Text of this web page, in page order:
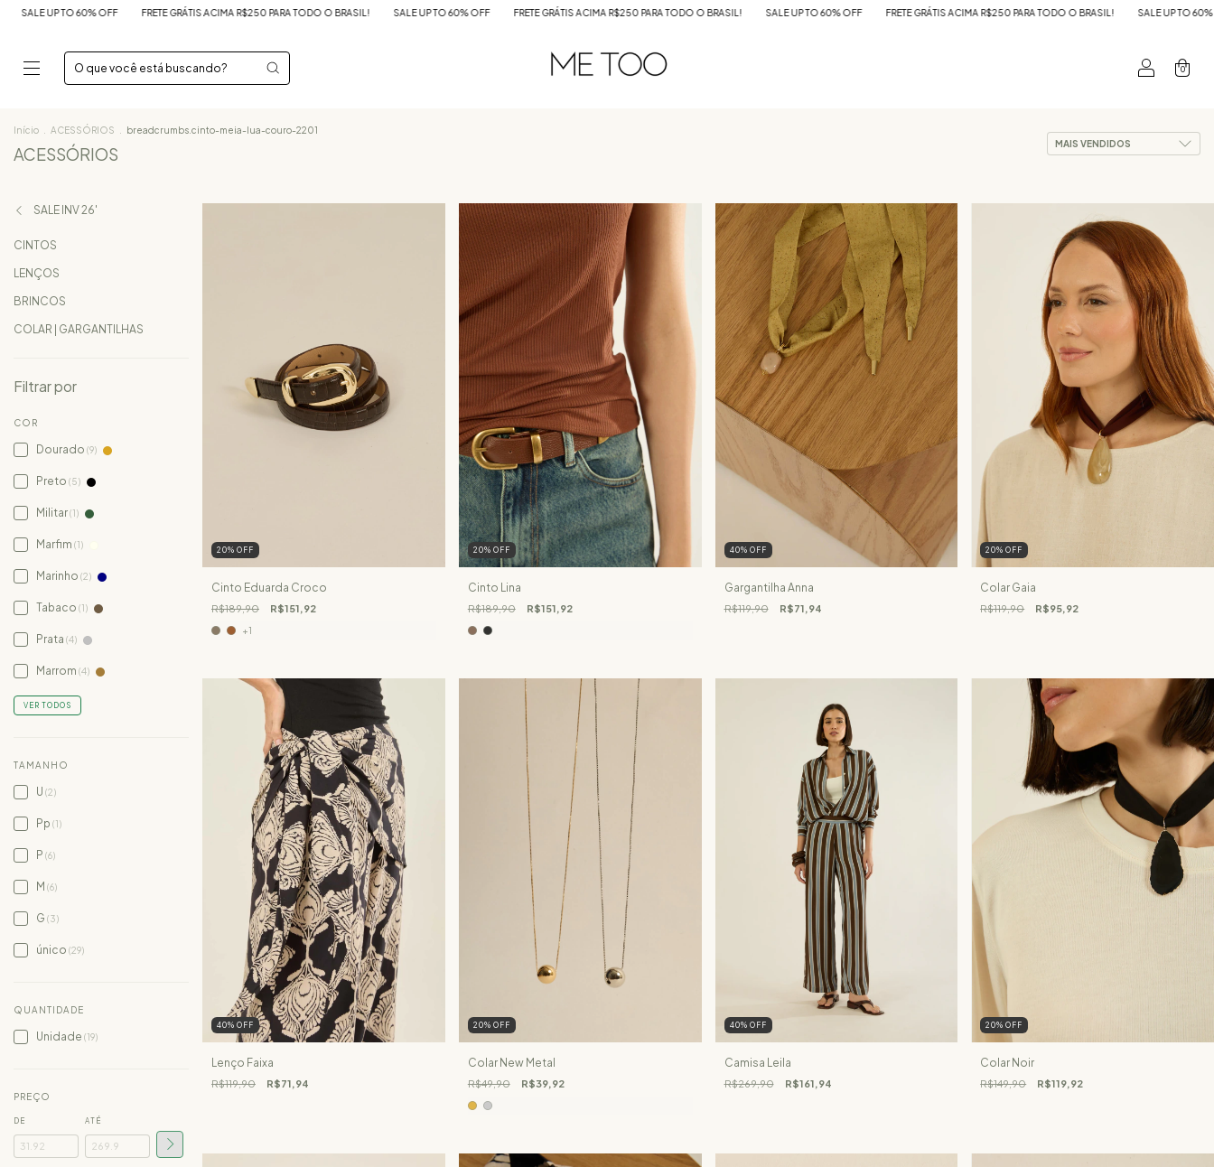
PARA TODO O BRASIL! SALE UP TO 60% OFF FRETE GRÁTIS ACIMA R$250 PARA TODO O BRASIL! SALE UP TO 60% OFF FRETE GRÁTIS ACIMA R$250 PARA TODO O BRASIL! SALE UP TO 60% OFF FRETE GRÁTIS ACIMA R$250 PARA TODO O
0
Início ACESSÓRIOS breadcrumbs.cinto-meia-lua-couro-2201
ACESSÓRIOS
SALE INV 26'
CINTOS
LENÇOS
BRINCOS
COLAR | GARGANTILHAS
Filtrar por
COR
Dourado (9)
Preto (5)
Militar(1)
Marfim (1)
Marinho (2)
Tabaco (1)
Prata (4)
Marrom (4)
VER TODOS
TAMANHO
U (2)
Pp (1)
P (6)
M (6)
G (3)
único (29)
QUANTIDADE
Unidade (19)
PREÇO
DE ATÉ
20% OFF
Cinto Eduarda Croco
R$189,90 R$151,92
+1
20% OFF
Cinto Lina
R$189,90 R$151,92
40% OFF
Gargantilha Anna
R$119,90 R$71,94
20%OFF
Colar Gaia
R$119,90 R$95,92
40% OFF
Lenço Faixa
R$119,90 R$71,94
20% OFF
Colar New Metal
R$49,90 R$39,92
40% OFF
Camisa Leila
R$269,90 R$161,94
20%OFF
Colar Noir
R$149,90 R$119,92